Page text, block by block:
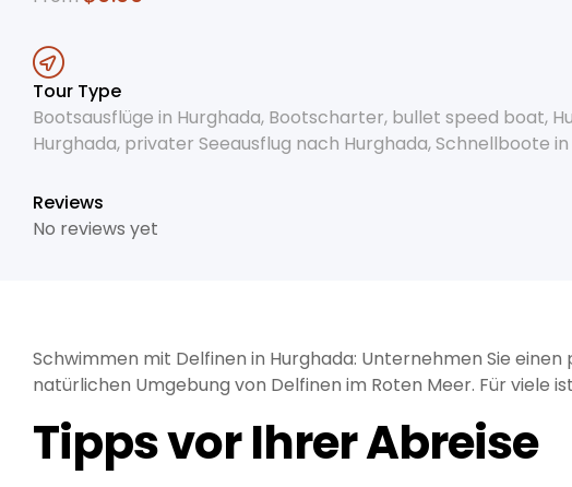
Tour Type
Bootsausflüge in Hurghada, Bootscharter, bullet speed boat,
Hurghada, privater Seeausflug nach Hurghada,Schnellboote
Reviews
No reviews yet
Schwimmen mit Delfinen in Hurghada: Unternehmen Sie
natürlichen Umgebung von Delfinen im Roten Meer. Für viele
Tipps vor Ihrer Abreise